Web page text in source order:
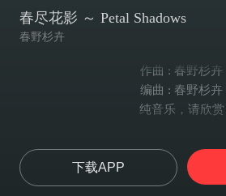
春尽花影 ～ Petal Shadows
春野杉卉
作曲 : 春野杉卉
编曲 : 春野杉卉
纯音乐，请欣赏
下载APP